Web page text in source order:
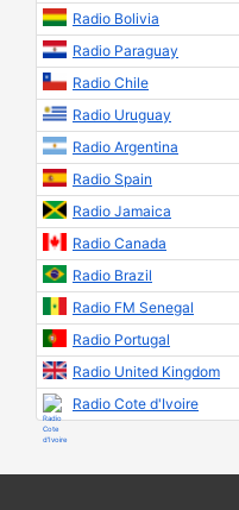
Radio Bolivia
Radio Paraguay
Radio Chile
Radio Uruguay
Radio Argentina
Radio Spain
Radio Jamaica
Radio Canada
Radio Brazil
Radio FM Senegal
Radio Portugal
Radio United Kingdom
Radio Cote d'Ivoire